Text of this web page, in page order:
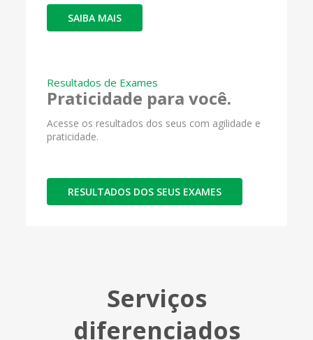
SAIBA MAIS
Resultados de Exames
Praticidade para você.
Acesse os resultados dos seus com agilidade e
praticidade.
RESULTADOS DOS SEUS EXAMES
Serviços
diferenciados